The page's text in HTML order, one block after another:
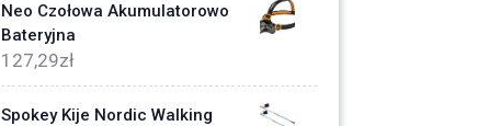
Neo Czołowa Akumulatorowo
Bateryjna
127,29zł
Spokey Kije Nordic Walking